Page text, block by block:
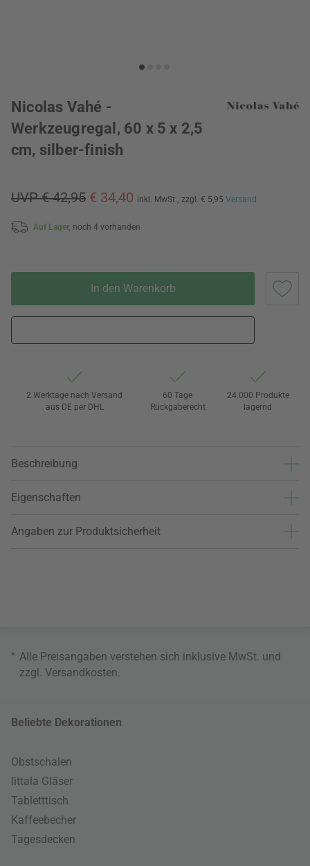
Nicolas Vahé -
Werkzeugregal, 60 x 5 x 2,5
cm, silber-finish
UVP € 42,95 € 34,40 inkl. MwSt., zzgl. € 5,95 Versand
Auf Lager, noch 4 vorhanden
In den Warenkorb
2 Werktage nach Versand
aus DE per DHL
60 Tage
Rückgaberecht
24.000 Produkte
lagernd
Beschreibung
Eigenschaften
Angaben zur Produktsicherheit
* Alle Preisangaben verstehen sich inklusive MwSt. und
zzgl. Versandkosten
Beliebte Dekorationen
Obstschalen
Iittala Gläser
Tabletttisch
Kaffeebecher
Tagesdecken